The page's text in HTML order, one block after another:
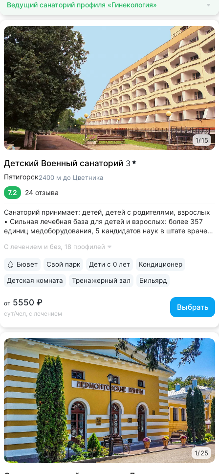
Ведущий санаторий профиля «Гинекология»
1/15
Детский Военный санаторий 3
Пятигорск2400 м до Цветника
7.2 24 отзыва
Санаторий принимает: детей, детей с родителями, взрослых
• Сильная лечебная база для детей и взрослых: более 357
единиц медоборудования, 5 кандидатов наук в штате врачей,
«Лучшая здравница для семейного отдыха — 2023» •
С лечением и без, 18 профилей
от 5550 ₽
сут/чел, с лечением
Выбрать
Бювет Свой парк Дети с 0 лет Кондиционер
Детская комната Тренажерный зал Бильярд
1/25